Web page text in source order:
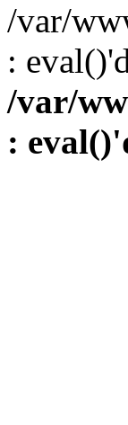
/var/
:
/var/
: